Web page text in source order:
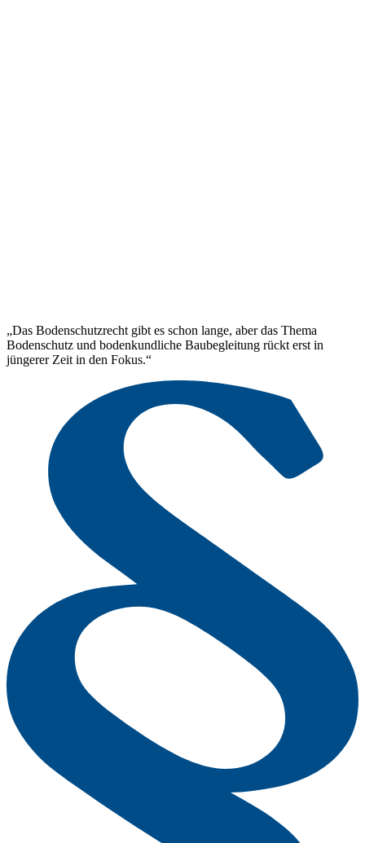
„Das Bodenschutzrecht gibt es schon lange, aber das Thema
Bodenschutz und bodenkundliche Baubegleitung rückt erst in
jüngerer Zeit in den Fokus.“